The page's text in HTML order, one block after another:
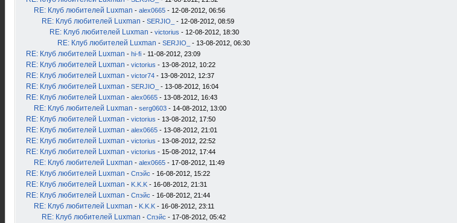
RE: Клуб любителей Luxman - alex0665 - 12-08-2012, 06:56
RE: Клуб любителей Luxman - SERJIO_ - 12-08-2012, 08:59
RE: Клуб любителей Luxman - victorius - 12-08-2012, 18:30
RE: Клуб любителей Luxman - SERJIO_ - 13-08-2012, 06:30
RE: Клуб любителей Luxman - hi-fi - 11-08-2012, 23:09
RE: Клуб любителей Luxman - victorius - 13-08-2012, 10:22
RE: Клуб любителей Luxman - victor74 - 13-08-2012, 12:37
RE: Клуб любителей Luxman - SERJIO_ - 13-08-2012, 16:04
RE: Клуб любителей Luxman - alex0665 - 13-08-2012, 16:43
RE: Клуб любителей Luxman - serg0603 - 14-08-2012, 13:00
RE: Клуб любителей Luxman - victorius - 13-08-2012, 17:50
RE: Клуб любителей Luxman - alex0665 - 13-08-2012, 21:01
RE: Клуб любителей Luxman - victorius - 13-08-2012, 22:52
RE: Клуб любителей Luxman - victorius - 15-08-2012, 17:44
RE: Клуб любителей Luxman - alex0665 - 17-08-2012, 11:49
RE: Клуб любителей Luxman - Спэйс - 16-08-2012, 15:22
RE: Клуб любителей Luxman - K.K.K - 16-08-2012, 21:31
RE: Клуб любителей Luxman - Спэйс - 16-08-2012, 21:44
RE: Клуб любителей Luxman - K.K.K - 16-08-2012, 23:11
RE: Клуб любителей Luxman - Спэйс - 17-08-2012, 05:42